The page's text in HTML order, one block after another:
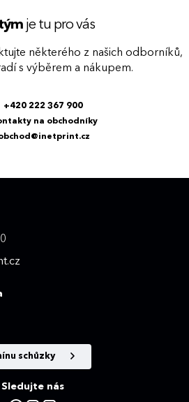
je tu pro vás
některého z našich odborníků,
s výběrem a nákupem.
+420 222 367 900
na obchodníky
schůzky
Sledujte nás